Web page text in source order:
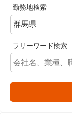
勤務地検索
フリーワード検索